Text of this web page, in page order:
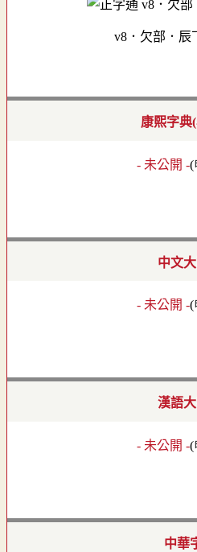
v8．欠部．辰
康熙字典
- 未公開 -(
中文
- 未公開 -(
漢語
- 未公開 -(
中華